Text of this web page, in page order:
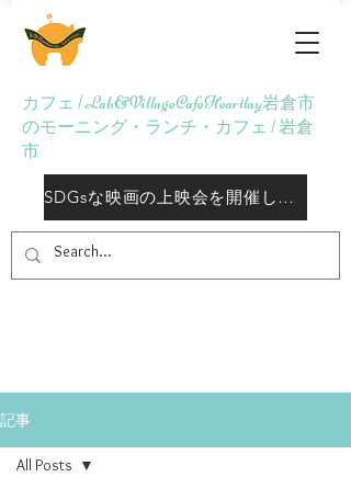
カフェ | Lab&VillageCafeHeartlay岩倉市
のモーニング・ランチ・カフェ | 岩倉
市
SDGsな映画の上映会を開催しておりますしております
記事
All Posts